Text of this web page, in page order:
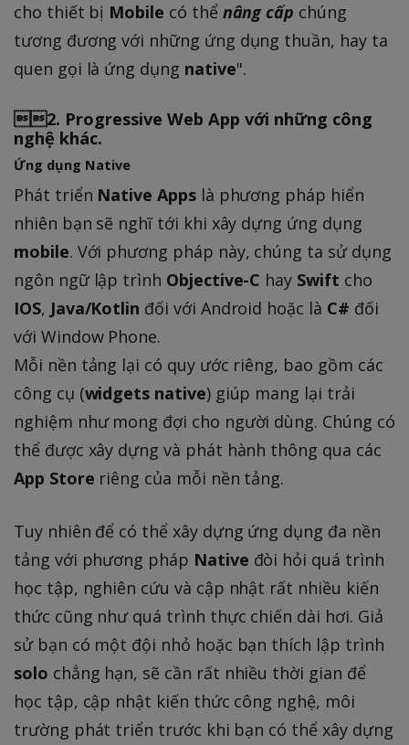
cho thiết bị Mobile có thể nâng cấp chúng
tương đương với những ứng dụng thuần, hay ta
quen gọi là ứng dụng native".
2. Progressive Web App với những công
nghệ khác.
Ứng dụng Native
Phát triển Native Appslà phương pháp hiển
nhiên bạn sẽ nghĩ tới khi xây dựng ứng dụng
mobile. Với phương pháp này, chúng ta sử dụng
ngôn ngữ lập trình Objective-C hay Swift cho
IOS, Java/Kotlin đối với Android hoặc là C# đối
với Window Phone.
Mỗi nền tảng lại có quy ước riêng, bao gồm các
công cụ (widgets native) giúp mang lại trải
nghiệm như mong đợi cho người dùng. Chúng có
thể được xây dựng và phát hành thông qua các
App Store riêng của mỗi nền tảng.
Tuy nhiên để có thể xây dựng ứng dụng đa nền
tảng với phương pháp Native đòi hỏi quá trình
học tập, nghiên cứu và cập nhật rất nhiều kiến
thức cũng như quá trình thực chiến dài hơi. Giả
sử bạn có một đội nhỏ hoặc bạn thích lập trình
solo chẳng hạn, sẽ cần rất nhiều thời gian để
học tập, cập nhật kiến thức công nghệ, môi
trường phát triển trước khi bạn có thể xây dựng